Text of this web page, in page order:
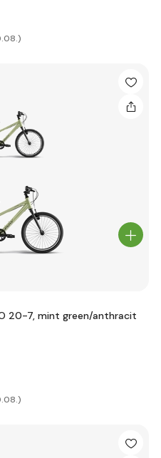
20-7, mint green/anthracit